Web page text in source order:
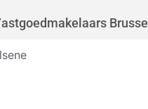
Brussel